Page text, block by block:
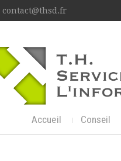
contact@thsd.fr
Accueil Conseil